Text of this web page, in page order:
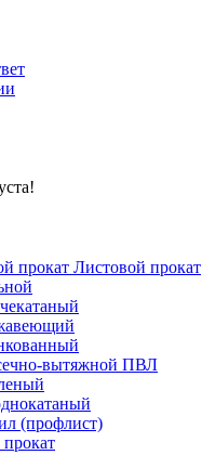
Листовой прокат
вытяжной ПВЛ
(профлист)